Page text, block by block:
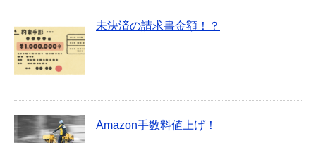
未決済の請求書金額！？
Amazon手数料値上げ！